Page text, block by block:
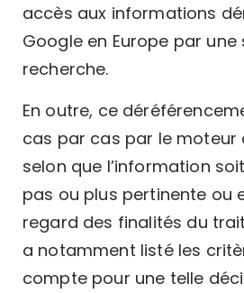
accès aux informations
Google en Europe par une
recherche.
En outre, ce
cas par cas par le moteur
selon que l’information
pas ou plus pertinente ou
regard des finalités du
a notamment listé les
compte pour une telle